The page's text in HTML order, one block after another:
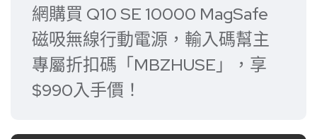
網購買 Q10 SE 10000 MagSafe
磁吸無線行動電源，輸入碼幫主
專屬折扣碼「MBZHUSE」，享
$990入手價！